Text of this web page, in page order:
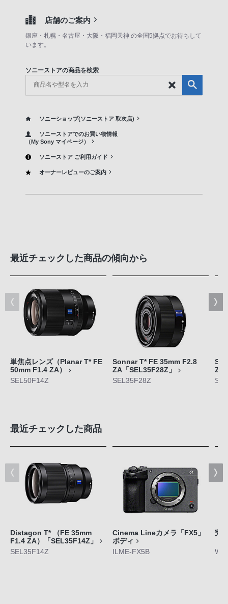
店舗のご案内
銀座・札幌・名古屋・大阪・福岡天神 の全国5拠点でお待ちして
います。
ソニーストアの商品を検索
ソニーショップ(ソニーストア 取次店)
ソニーストアでのお買い物情報
（My Sony マイページ）
ソニーストア ご利用ガイド
オーナーレビューのご案内
最近チェックした商品の傾向から
単焦点レンズ（Planar T* FE
50mm F1.4 ZA）
SEL50F14Z
Sonnar T* FE 35mm F2.8
ZA「SEL35F28Z」
SEL35F28Z
ZA
最近チェックした商品
Distagon T* （FE 35mm
F1.4 ZA）「SEL35F14Z」
SEL35F14Z
Cinema Lineカメラ「FX5」
ボディ
ILME-FX5B
完